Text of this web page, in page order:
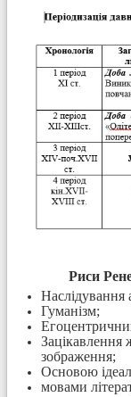
Риси
Наслідування
Гуманізм;
зображення;
Основою
мовами